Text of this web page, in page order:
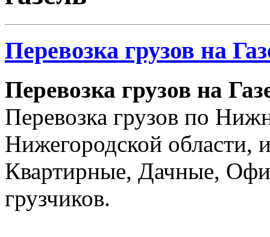
Перевозка грузов на
Перевозка грузов на
Перевозка грузов по
Нижегородской области,
Квартирные, Дачные,
грузчиков.